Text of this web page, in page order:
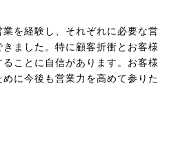
を経験し、それぞれに必要な営
ました。特に顧客折衝とお客様
ことに自信があります。お客様
に今後も営業力を高めて参りた